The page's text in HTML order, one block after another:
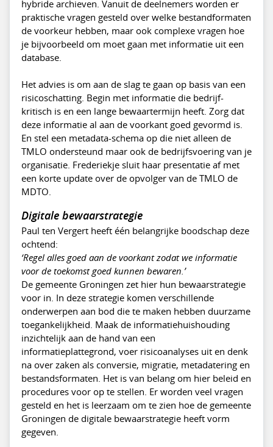
hybride archieven. Vanuit de deelnemers worden er
praktische vragen gesteld over welke bestandformaten
de voorkeur hebben, maar ook complexe vragen hoe
je bijvoorbeeld om moet gaan met informatie uit een
database.
Het advies is om aan de slag te gaan op basis van een
risicoschatting. Begin met informatie die bedrijf-
kritisch is en een lange bewaartermijn heeft. Zorg dat
deze informatie al aan de voorkant goed gevormd is.
En stel een metadata-schema op die niet alleen de
TMLO ondersteund maar ook de bedrijfsvoering van je
organisatie. Frederiekje sluit haar presentatie af met
een korte update over de opvolger van de TMLO de
MDTO.
Digitale bewaarstrategie
Paul ten Vergert heeft één belangrijke boodschap deze
ochtend:
‘Regel alles goed aan de voorkant zodat we informatie
voor de toekomst goed kunnen bewaren.’
De gemeente Groningen zet hier hun bewaarstrategie
voor in. In deze strategie komen verschillende
onderwerpen aan bod die te maken hebben duurzame
toegankelijkheid. Maak de informatiehuishouding
inzichtelijk aan de hand van een
informatieplattegrond, voer risicoanalyses uit en denk
na over zaken als conversie, migratie, metadatering en
bestandsformaten. Het is van belang om hier beleid en
procedures voor op te stellen. Er worden veel vragen
gesteld en het is leerzaam om te zien hoe de gemeente
Groningen de digitale bewaarstrategie heeft vorm
gegeven.